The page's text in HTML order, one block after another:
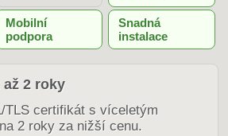
Mobilní
podpora
Snadná
instalace
až 2 roky
TLS certifikát s víceletým
2 roky za nižší cenu.